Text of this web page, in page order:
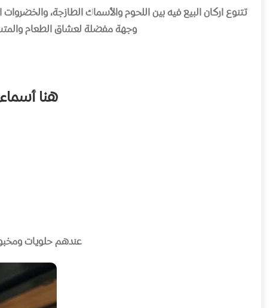
تتنوع اركان البيع فيه بين اللحوم والأسماك الطازجة، والخضروات
وجهة مفضلة لعشاق الطعام
هناأسماء
عندهم حلويات